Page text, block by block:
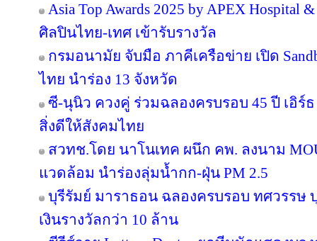
Asia Top Awards 2025 by APEX
ศิลปินไทย-เทศ เข้ารับรางวัล
กรมอนามัย จับมือ ภาคีเครือข่าย เปิด
ไทย นำร่อง 13 จังหวัด
ซี-นุนิว ควงคู่ ร่วมฉลองครบรอบ 45 ปี เอิร์
สิ่งดีให้สังคมไทย
สวทช.โดย นาโนเทค ผนึก คพ. ลงนาม
แวดล้อม นำร่องลุ่มน้ำกก-ฝุ่น PM 2.5
บุรีรัมย์ มาราธอน ฉลองครบรอบ ทศวรรษ
เงินรางวัลกว่า 10 ล้าน